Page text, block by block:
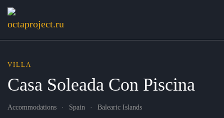
VILLA
Casa Soleada Con Piscina
Accommodations Spain Balearic Islands